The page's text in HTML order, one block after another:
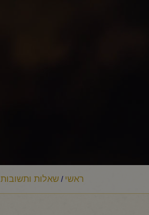
ראשי / שאלות ותשובות